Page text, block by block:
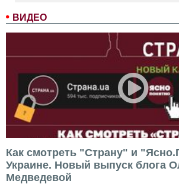
ВИДЕО
Как смотреть "Страну" и
Украине. Новый выпуск блога
Медведевой